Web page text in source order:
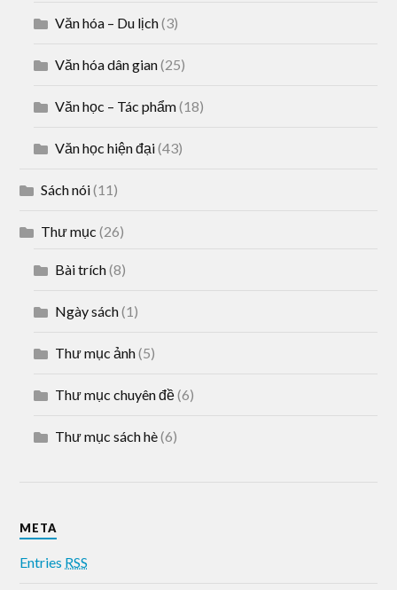
Văn hóa – Du lịch(3)
Văn hóa dân gian(25)
Văn học – Tác phẩm(18)
Văn học hiện đại(43)
Sách nói(11)
Thư mục (26)
Bài trích(8)
Ngày sách(1)
Thư mục ảnh(5)
Thư mục chuyên đề(6)
Thư mục sách hè(6)
META
Entries RSS